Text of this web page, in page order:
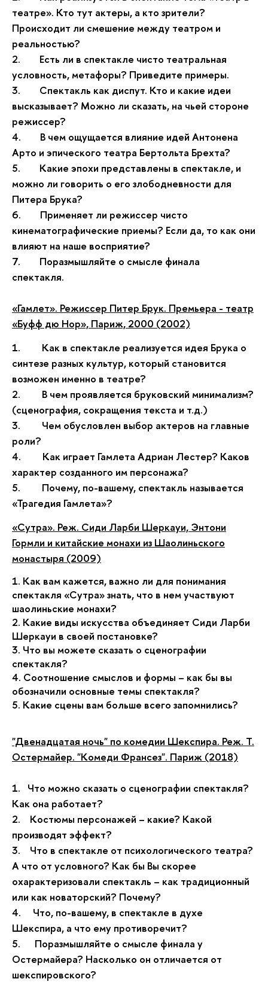
театре». Кто тут актеры, а кто зрители?
Происходит ли смешение между театром и
реальностью?
2.
Есть ли в спектакле чисто театральная
условность, метафоры? Приведите примеры.
3.
Спектакль как диспут. Кто и какие идеи
высказывает? Можно ли сказать, на чьей стороне
режиссер?
4.
В чем ощущается влияние идей Антонена
Арто и эпического театра Бертольта Брехта?
5.
Какие эпохи представлены в спектакле, и
можно ли говорить о его злободневности для
Питера Брука?
6.
Применяет ли режиссер чисто
кинематографические приемы? Если да, то как они
влияют на наше восприятие?
7.
Поразмышляйте о смысле финала
спектакля.
«Гамлет». Режиссер Питер Брук. Премьера - театр
«Буфф дю Нор», Париж, 2000 (2002)
1.
Как в спектакле реализуется идея Брука о
синтезе разных культур, который становится
возможен именно в театре?
2.
В чем проявляется бруковский минимализм?
(сценография, сокращения текста и т.д.)
3.
Чем обусловлен выбор актеров на главные
роли?
4.
Как играет Гамлета Адриан Лестер? Каков
характер созданного им персонажа?
5.
Почему, по-вашему, спектакль называется
«Трагедия Гамлета»?
«Сутра». Реж. Сиди Ларби Шеркауи, Энтони
Гормли и китайские монахи из Шаолиньского
монастыря (2009)
1. Как вам кажется, важно ли для понимания
спектакля «Сутра» знать, что в нем участвуют
шаолиньские монахи?
2. Какие виды искусства объединяет Сиди Ларби
Шеркауи в своей постановке?
3. Что вы можете сказать о сценографии
спектакля?
4. Соотношение смыслов и формы – как бы вы
обозначили основные темы спектакля?
5. Какие сцены вам больше всего запомнились?
"Двенадцатая ночь" по комедии Шекспира. Реж. Т.
Остермайер. "Комеди Франсез". Париж (2018)
1.
Что можно сказать о сценографии спектакля?
Как она работает?
2.
Костюмы персонажей – какие? Какой
производят эффект?
3.
Что в спектакле от психологического театра?
А что от условного? Как бы Вы скорее
охарактеризовали спектакль – как традиционный
или как новаторский? Почему?
4.
Что, по-вашему, в спектакле в духе
Шекспира, а что ему противоречит?
5.
Поразмышляйте о смысле финала у
Остермайера? Насколько он отличается от
шекспировского?